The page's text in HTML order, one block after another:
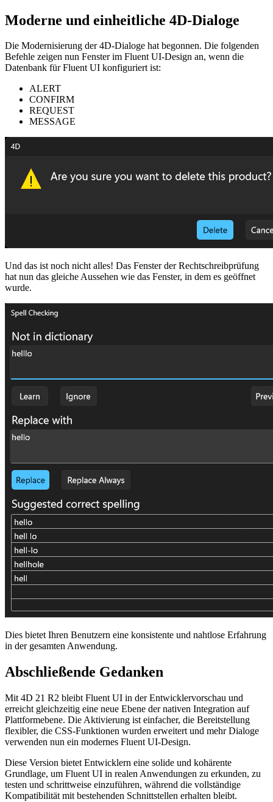
Moderne und einheitliche 4D-Dialoge
Die Modernisierung der 4D-Dialoge hat begonnen. Die folgenden
Befehle zeigen nun Fenster im Fluent UI-Design an, wenn die
Datenbank für Fluent UI konfiguriert ist:
ALERT
CONFIRM
REQUEST
MESSAGE
Und das ist noch nicht alles! Das Fenster der Rechtschreibprüfung
hat nun das gleiche Aussehen wie das Fenster, in dem es geöffnet
wurde.
Dies bietet Ihren Benutzern eine konsistente und nahtlose Erfahrung
in der gesamten Anwendung.
Abschließende Gedanken
Mit 4D 21 R2 bleibt Fluent UI in der Entwicklervorschau und
erreicht gleichzeitig eine neue Ebene der nativen Integration auf
Plattformebene. Die Aktivierung ist einfacher, die Bereitstellung
flexibler, die CSS-Funktionen wurden erweitert und mehr Dialoge
verwenden nun ein modernes Fluent UI-Design.
Diese Version bietet Entwicklern eine solide und kohärente
Grundlage, um Fluent UI in realen Anwendungen zu erkunden, zu
testen und schrittweise einzuführen, während die vollständige
Kompatibilität mit bestehenden Schnittstellen erhalten bleibt.